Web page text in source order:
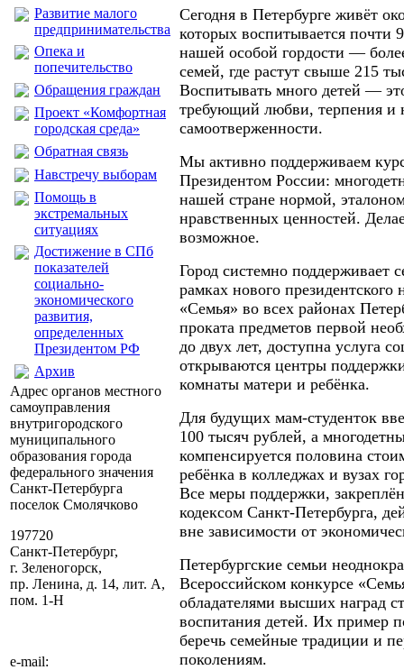
Развитие малого
предпринимательства
Опека и
попечительство
Обращения граждан
Проект «Комфортная
городская среда»
Обратная связь
Навстречу выборам
Помощь в
экстремальных
ситуациях
Достижение в СПб
показателей
социально-
экономического
развития,
определенных
Президентом РФ
Архив
Адрес органов местного
самоуправления
внутригородского
муниципального
образования города
федерального значения
Санкт-Петербурга
поселок Смолячково
197720
Санкт-Петербург,
г. Зеленогорск,
пр. Ленина, д. 14, лит. А,
пом. 1-Н
e-mail:
Сегодня в Петербурге живёт
которых воспитывается почти
нашей особой гордости —
семей, где растут свыше 215
Воспитывать много детей —
требующий любви, терпения и
самоотверженности.
Мы активно поддерживаем
Президентом России:
нашей стране нормой,
нравственных ценностей.
возможное.
Город системно поддерживает
рамках нового президентского
«Семья» во всех районах
проката предметов первой
до двух лет, доступна услуга
открываются центры
комнаты матери и ребёнка.
Для будущих мам‑студенток
100 тысяч рублей, а
компенсируется половина
ребёнка в колледжах и вузах
Все меры поддержки,
кодексом Санкт‑Петербурга,
вне зависимости от
Петербургские семьи
Всероссийском конкурсе
обладателями высших наград
воспитания детей. Их пример
беречь семейные традиции и
поколениям.